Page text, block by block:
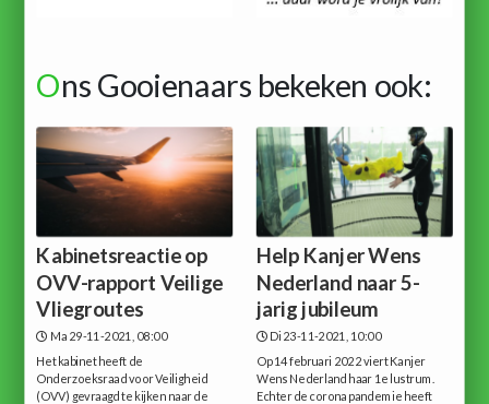
Ons Gooienaars bekeken ook:
Kabinetsreactie op
OVV-rapport Veilige
Vliegroutes
Ma 29-11-2021, 08:00
Het kabinet heeft de
Onderzoeksraad voor Veiligheid
(OVV) gevraagd te kijken naar de
Help Kanjer Wens
Nederland naar 5-
jarig jubileum
Di 23-11-2021, 10:00
Op 14 februari 2022 viert Kanjer
Wens Nederland haar 1e lustrum.
Echter de corona pandemie heeft